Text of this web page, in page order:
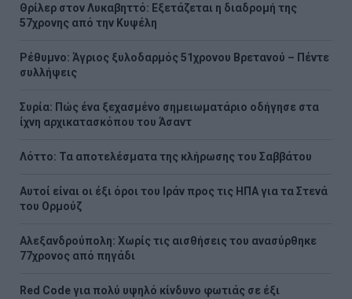
Θρίλερ στον Λυκαβηττό: Εξετάζεται η διαδρομή της
57χρονης από την Κυψέλη
Ρέθυμνο: Άγριος ξυλοδαρμός 51χρονου Βρετανού – Πέντε
συλλήψεις
Συρία: Πώς ένα ξεχασμένο σημειωματάριο οδήγησε στα
ίχνη αρχικατασκόπου του Άσαντ
Λόττο: Τα αποτελέσματα της κλήρωσης του Σαββάτου
Αυτοί είναι οι έξι όροι του Ιράν προς τις ΗΠΑ για τα Στενά
του Ορμούζ
Αλεξανδρούπολη: Χωρίς τις αισθήσεις του ανασύρθηκε
77χρονος από πηγάδι
Red Code για πολύ υψηλό κίνδυνο φωτιάς σε έξι